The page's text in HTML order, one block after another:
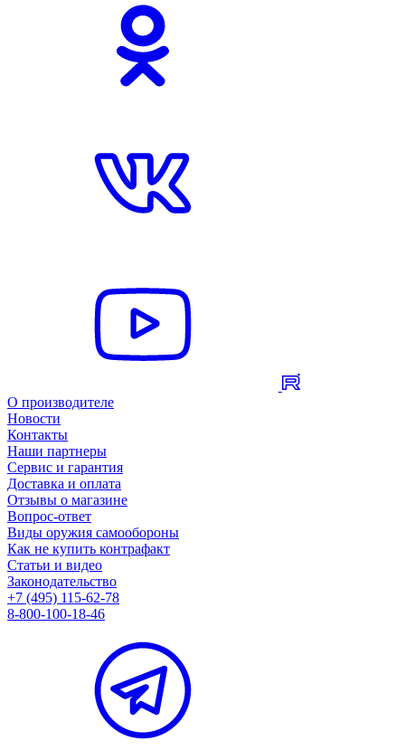
О производителе
Новости
Контакты
Наши партнеры
Сервис и гарантия
Доставка и оплата
Отзывы о магазине
Вопрос-ответ
Виды оружия самообороны
Как не купить контрафакт
Статьи и видео
Законодательство
+7 (495) 115-62-78
8-800-100-18-46